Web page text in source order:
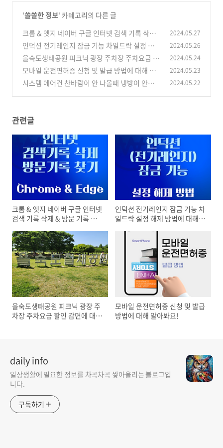
'쏠쏠한 정보' 카테고리의 다른 글
크롬 & 엣지 네이버 구글 인터넷 검색 기록 삭제
& 방문 기록 찾기, 꿀팁까지!
(0)
2024.05.27
인덕션 전기레인지 잠금 기능 차일드락 설정 해제
방법에 대해 알아봐요!
(0)
2024.05.26
을숙도생태공원 피크닉 광장 주차장 주차요금 할
인 감면에 대해 알아봐요!
(0)
2024.05.24
모바일 운전면허증 신청 및 발급 방법에 대해 알
아봐요! (1)
2024.05.23
시스템 에어컨 찬바람이 안 나올때 냉방이 안될
2024.05.22
관련글
크롬 & 엣지 네이버 구글 인터넷
검색 기록 삭제 & 방문 기록 찾
인덕션 전기레인지 잠금 기능 차
일드락 설정 해제 방법에 대해
을숙도생태공원 피크닉 광장 주
차장 주차요금 할인 감면에 대해
모바일 운전면허증 신청 및 발급
방법에 대해 알아봐요!
daily info
일상생활에 필요한 정보를 차곡차곡 쌓아올리는 블로그입
니다.
구독하기